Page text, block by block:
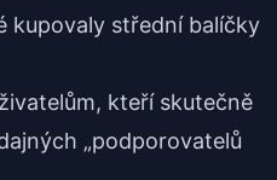
kupovaly střední balíčky
kteří skutečně
„podporovatelů